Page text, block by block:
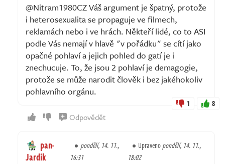
@Nitram1980CZ Váš argument je špatný, protože
i heterosexualita se propaguje ve filmech,
reklamách nebo i ve hrách. Někteří lidé, co to ASI
podle Vás nemají v hlavě "v pořádku" se cítí jako
opačné pohlaví a jejich pohled do gatí je i
znechucuje. To, že jsou 2 pohlaví je demagogie,
protože se může narodit člověk i bez jakéhokoliv
pohlavního orgánu.
1 8
Odpovědět
pan-
Jardik
pondělí, 14. 11.,
16:31
Upravenopondělí, 14. 11.,
18:02